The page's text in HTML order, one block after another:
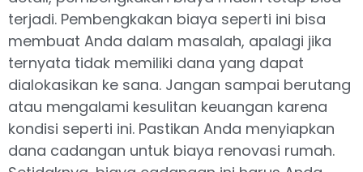
terjadi. Pembengkakan biaya seperti ini bisa
membuat Anda dalam masalah, apalagi jika
ternyata tidak memiliki dana yang dapat
dialokasikan ke sana. Jangan sampai berutang
atau mengalami kesulitan keuangan karena
kondisi seperti ini. Pastikan Anda menyiapkan
dana cadangan untuk biaya renovasi rumah.